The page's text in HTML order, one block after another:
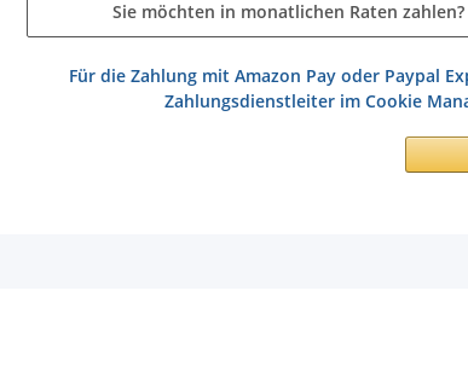
Sie möchten in monatlichen Raten zahlen?
Für die Zahlung mit Amazon Pay oder Paypal
Zahlungsdienstleiter im Cookie